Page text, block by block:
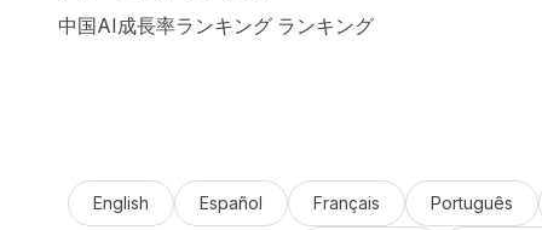
中国AI成長率ランキング ランキング
English Español Français Português